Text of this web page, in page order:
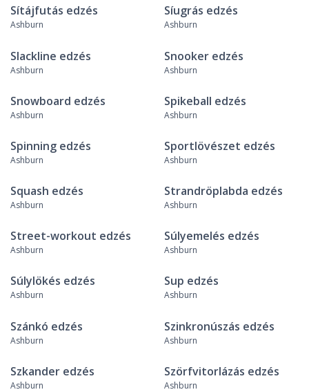
Sítájfutás edzés
Ashburn
Síugrás edzés
Ashburn
Slackline edzés
Ashburn
Snooker edzés
Ashburn
Snowboard edzés
Ashburn
Spikeball edzés
Ashburn
Spinning edzés
Ashburn
Sportlövészet edzés
Ashburn
Squash edzés
Ashburn
Strandröplabda edzés
Ashburn
Street-workout edzés
Ashburn
Súlyemelés edzés
Ashburn
Súlylökés edzés
Ashburn
Sup edzés
Ashburn
Szánkó edzés
Ashburn
Szinkronúszás edzés
Ashburn
Szkander edzés
Ashburn
Szörfvitorlázás edzés
Ashburn